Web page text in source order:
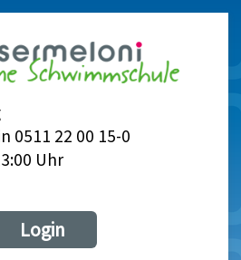
0511 22 00 15-0
Uhr
Login